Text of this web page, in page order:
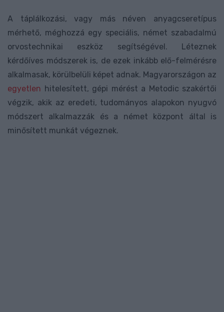
A táplálkozási, vagy más néven anyagcseretípus
mérhető, méghozzá egy speciális, német szabadalmú
orvostechnikai eszköz segítségével. Léteznek
kérdőíves módszerek is, de ezek inkább elő-felmérésre
alkalmasak, körülbelüli képet adnak. Magyarországon az
egyetlen hitelesített, gépi mérést a Metodic szakértői
végzik, akik az eredeti, tudományos alapokon nyugvó
módszert alkalmazzák és a német központ által is
minősített munkát végeznek.